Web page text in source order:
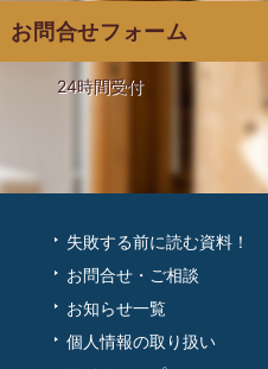
お問合せフォーム
24時間受付
失敗する前に読む資料！
お問合せ・ご相談
お知らせ一覧
個人情報の取り扱い